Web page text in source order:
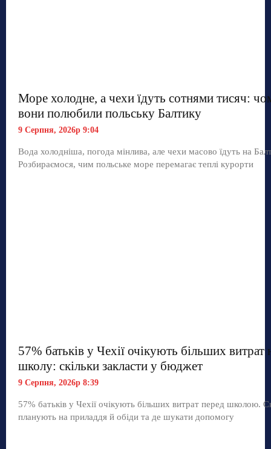
Море холодне, а чехи їдуть сотнями тисяч:
вони полюбили польську Балтику
9 Серпня, 2026р 9:04
Вода холодніша, погода мінлива, але чехи масово їдуть на
Розбираємося, чим польське море перемагає теплі курорти
57% батьків у Чехії очікують більших витрат
школу: скільки закласти у бюджет
9 Серпня, 2026р 8:39
57% батьків у Чехії очікують більших витрат перед школою.
планують на приладдя й обіди та де шукати допомогу